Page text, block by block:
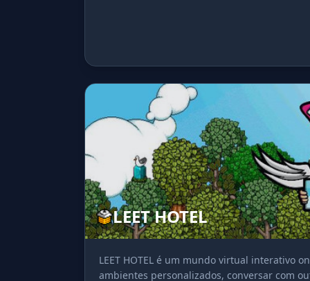
LEET HOTEL
LEET HOTEL é um mundo virtual interativo
ambientes personalizados, conversar com